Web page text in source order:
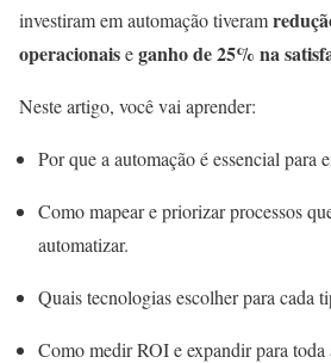
investiram em automação tiveram
operacionaiseganho de 25% na
Neste artigo, você vai aprender:
Por que a automação é essencial para
Como mapear e priorizar processos
automatizar.
Quais tecnologias escolher para cada
Como medir ROI e expandir para toda